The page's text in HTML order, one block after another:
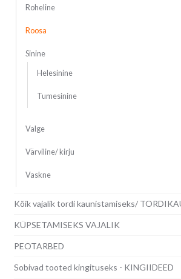
Roheline
Roosa
Sinine
Helesinine
Tumesinine
Valge
Värviline/ kirju
Vaskne
Kõik vajalik tordi kaunistamiseks/
KÜPSETAMISEKS VAJALIK
PEOTARBED
Sobivad tooted kingituseks - KINGIIDEED